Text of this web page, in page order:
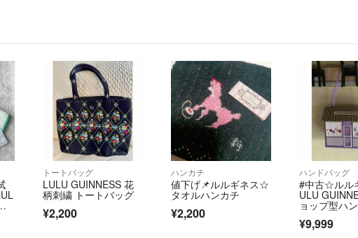
🔹衣類等は圧縮梱包させて
🔹梱包はリサイクル資材も使
🔹返品・交換はご遠慮下さい
🔹随時お値下げを致しますの
値引きのコメントはお控え
⚠️他サイトの出品もありま
急な削除があります
⚠️購入申請後に値引き交渉
取引きがスムーズに進まな
マナー違反と捉えています
トートバッグ
LULU GUINNESS 花
柄刺繍 トートバッグ
¥2,200
ハンカチ
値下げ📌ルルギネス☆
タオルハンカチ
¥2,200
ハンドバッグ
#中古☆ルル
ULU
ョップ型ハ
¥9,999